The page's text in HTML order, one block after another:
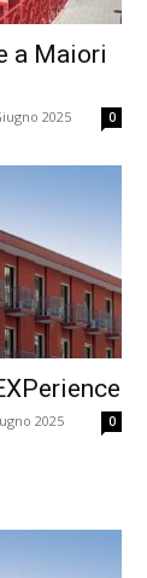
a Maiori
2025 0
2025 0